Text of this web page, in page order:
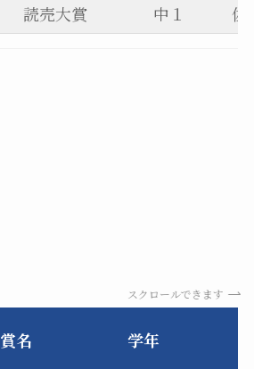
読売大賞 中１ 佐
スクロールできます
賞名 学年